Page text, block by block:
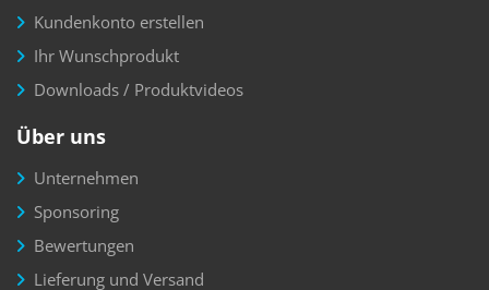
Kundenkonto erstellen
Ihr Wunschprodukt
Downloads / Produktvideos
Über uns
Unternehmen
Sponsoring
Bewertungen
Lieferung und Versand